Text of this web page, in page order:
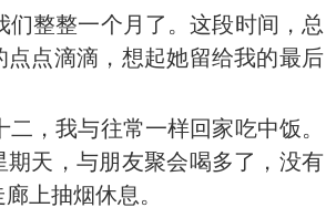
们整整一个月了。这段时间，总
点点滴滴，想起她留给我的最后
二，我与往常一样回家吃中饭。
期天，与朋友聚会喝多了，没有
上抽烟休息。